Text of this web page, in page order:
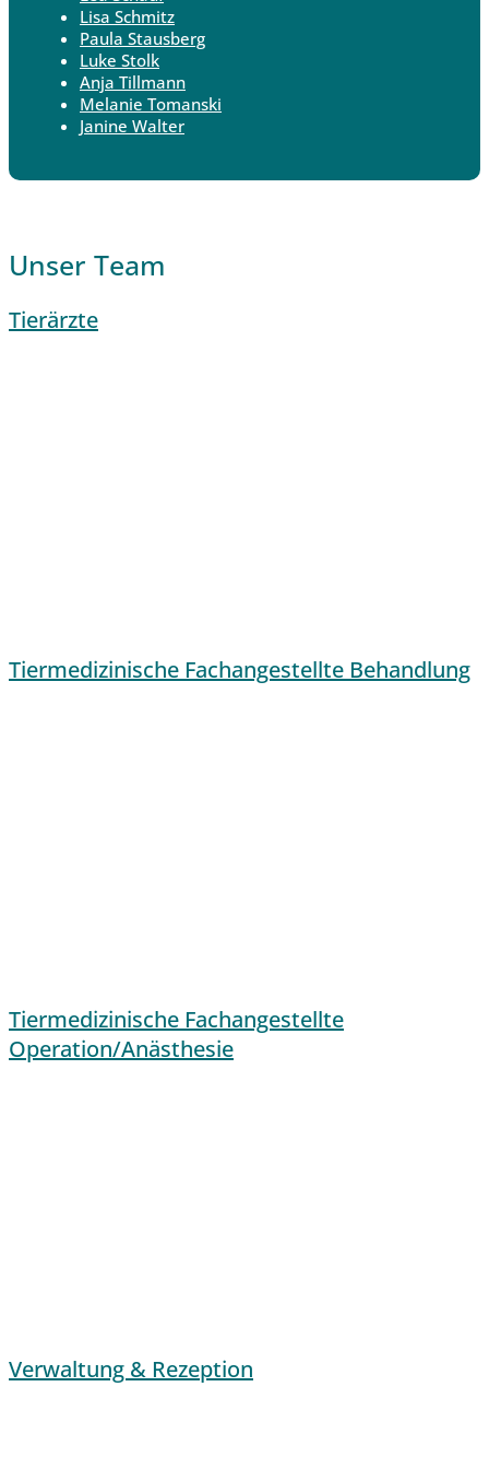
Lisa Schmitz
Paula Stausberg
Luke Stolk
Anja Tillmann
Melanie Tomanski
Janine Walter
Unser Team
Tierärzte
Tiermedizinische Fachangestellte Behandlung
Tiermedizinische Fachangestellte
Operation/Anästhesie
Verwaltung & Rezeption